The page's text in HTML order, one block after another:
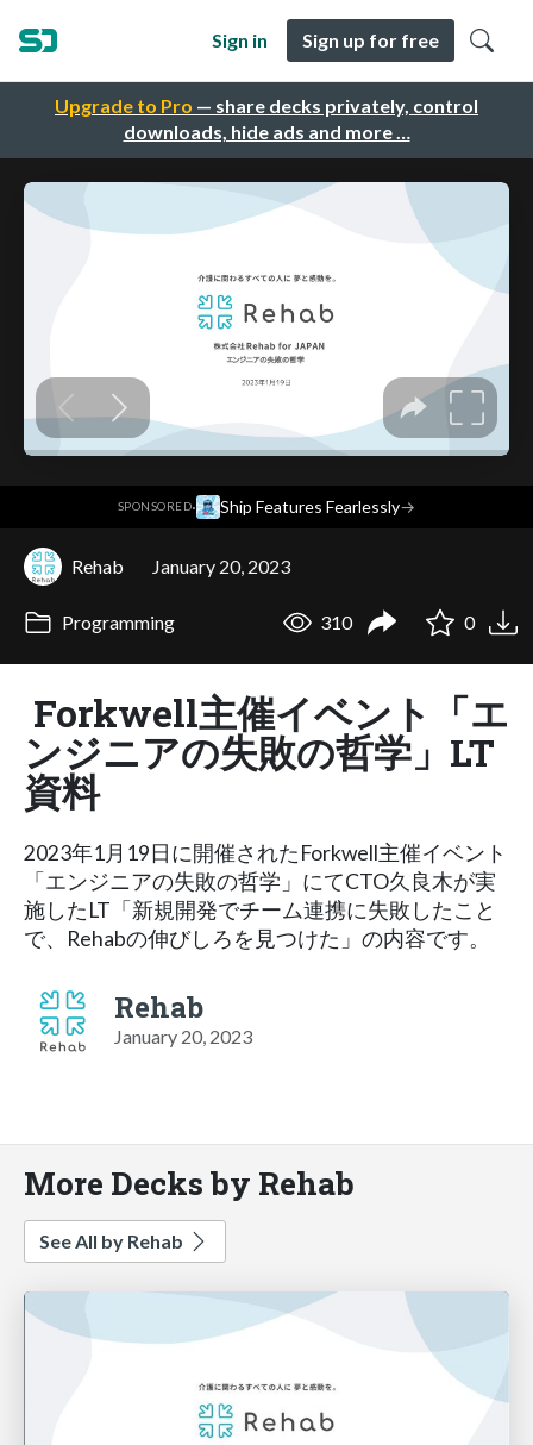
Upgrade to Pro — share decks privately, control
downloads, hide ads and more …
Sign in Sign up for free
SPONSORED· Ship Features Fearlessly→
Rehab January 20, 2023
Programming 310 0
Forkwell主催イベント「エ
ンジニアの失敗の哲学」LT
資料
2023年1月19日に開催されたForkwell主催イベント
「エンジニアの失敗の哲学」にてCTO久良木が実
施したLT「新規開発でチーム連携に失敗したこと
で、Rehabの伸びしろを見つけた」の内容です。
Rehab
January 20, 2023
More Decks by Rehab
See All by Rehab